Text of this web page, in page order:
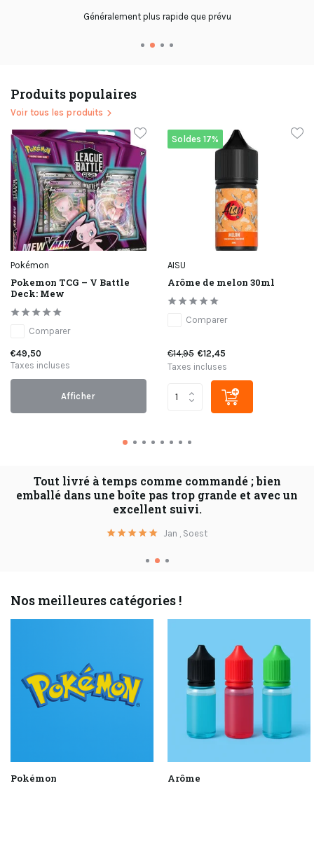
Les clients nous donnent une bonne évaluation !
Produits populaires
Voir tous les produits
Pokémon
Pokemon TCG – V Battle
Deck: Mew
Comparer
€49,50
Taxes incluses
Afficher
Soldes 17%
AISU
Arôme de melon 30ml
Comparer
€14,95 €12,45
Taxes incluses
Tout livré à temps comme commandé ; bien
emballé dans une boîte pas trop grande et avec un
excellent suivi.
Jan , Soest
Nos meilleures catégories !
Pokémon Arôme